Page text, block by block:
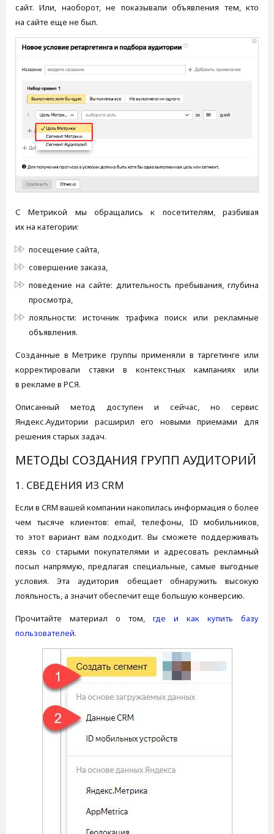
сайт. Или, наоборот, не показывали объявления тем, кто
на сайте еще не был.
С Метрикой мы обращались к посетителям, разбивая
их на категории:
посещение сайта,
совершение заказа,
поведение на сайте: длительность пребывания, глубина
просмотра,
лояльности: источник трафика поиск или рекламные
объявления.
Созданные в Метрике группы применяли в таргетинге или
корректировали ставки в контекстных кампаниях или
в рекламе в РСЯ.
Описанный метод доступен и сейчас, но сервис
Яндекс.Аудитории расширил его новыми приемами для
решения старых задач.
МЕТОДЫ СОЗДАНИЯ ГРУПП АУДИТОРИЙ
1. СВЕДЕНИЯ ИЗ CRM
Если в CRM вашей компании накопилась информация о более
чем тысяче клиентов: email, телефоны, ID мобильников,
то этот вариант вам подходит. Вы сможете поддерживать
связь со старыми покупателями и адресовать рекламный
посыл напрямую, предлагая специальные, самые выгодные
условия. Эта аудитория обещает обнаружить высокую
лояльность, а значит обеспечит еще большую конверсию.
Прочитайте материал о том, где и как купить базу
пользователей.